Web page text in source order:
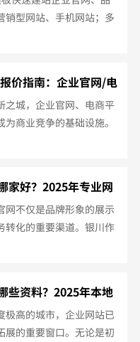
深度挖掘行业用户检索意
系，产出适配大模型理
销型网站、手机网站；多
产品/文章/内容录入、备
商城；万人分销系统，让
店通（点餐系统）线下
盖众多业务场景；扫码
提、排队取号、积分商
价指南：企业官网/电
之城，企业官网、电商平
商业竞争的基础设施。
关心的问题往往是：“银
需求、设计风格以及开发
银川网站建设的市场行
预算。一、影响网站建设
企业展示型网站：适合
家好？2025年专业网
网不仅是品牌形象的展示
转化的重要渠道。银川作
多网站建设公司，但如
站建设公司？案例经验：
其是同行业的成功项目。
式设计、SEO优化、小
些资料？2025年本地
极高的城市，企业网站已
展的重要窗口。无论是初